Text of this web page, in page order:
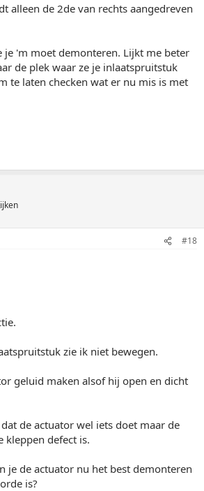
alleen de 2de van rechts aangedreven
je 'm moet demonteren. Lijkt me beter
de plek waar ze je inlaatspruitstuk
te laten checken wat er nu mis is met
#18
zie ik niet bewegen.
geluid maken alsof hij open en dicht
de actuator wel iets doet maar de
kleppen defect is.
je de actuator nu het best demonteren
is?